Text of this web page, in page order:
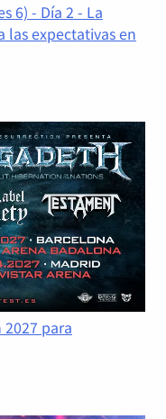
6) - Día 2 - La
las expectativas en
2027 para